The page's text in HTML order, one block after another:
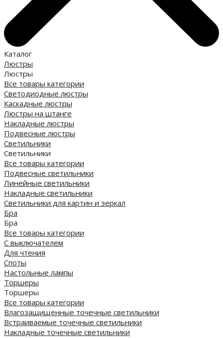
Каталог
Люстры
Люстры
Все товары категории
Светодиодные люстры
Каскадные люстры
Люстры на штанге
Накладные люстры
Подвесные люстры
Светильники
Светильники
Все товары категории
Подвесные светильники
Линейные светильники
Накладные светильники
Светильники для картин и зеркал
Бра
Бра
Все товары категории
С выключателем
Для чтения
Споты
Настольные лампы
Торшеры
Торшеры
Все товары категории
Влагозащищенные точечные светильники
Встраиваемые точечные светильники
Накладные точечные светильники